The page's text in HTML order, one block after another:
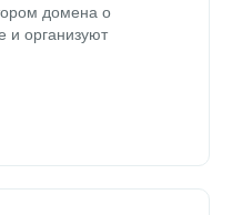
домена о
и организуют